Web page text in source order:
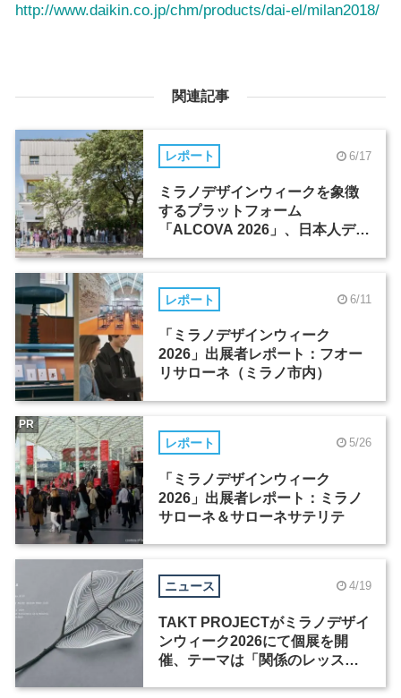
http://www.daikin.co.jp/chm/products/dai-el/milan2018/
関連記事
レポート 6/17
ミラノデザインウィークを象徴
するプラットフォーム
「ALCOVA 2026」、日本人デザ
レポート 6/11
「ミラノデザインウィーク
2026」出展者レポート：フオー
リサローネ（ミラノ市内）
レポート 5/26
「ミラノデザインウィーク
2026」出展者レポート：ミラノ
サローネ＆サローネサテリテ
PR
ニュース 4/19
TAKT PROJECTがミラノデザイ
ンウィーク2026にて個展を開
催、テーマは「関係のレッス